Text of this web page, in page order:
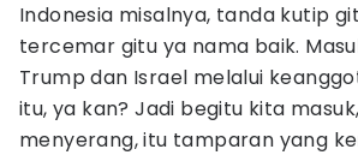
Indonesia misalnya, tanda kutip
tercemar gitu ya nama baik.
Trump dan Israel melalui
itu, ya kan? Jadi begitu kita
menyerang, itu tamparan yang